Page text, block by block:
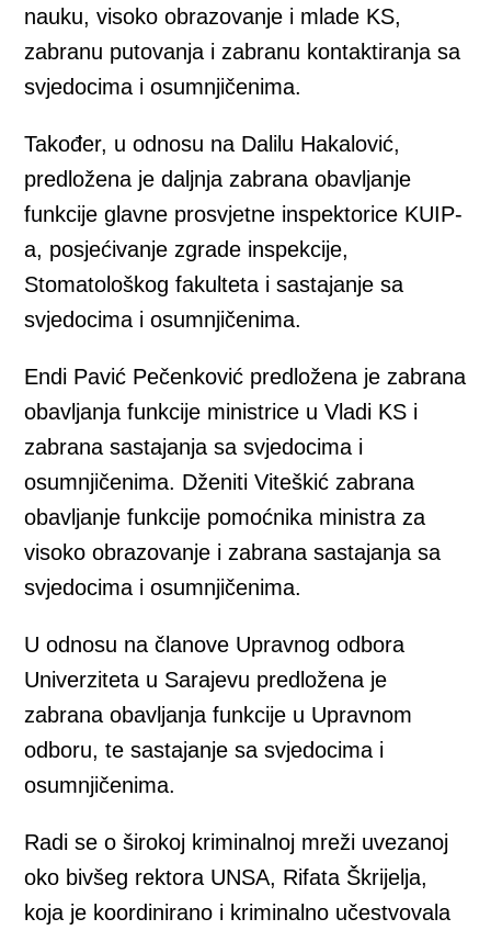
nauku, visoko obrazovanje i mlade KS,
zabranu putovanja i zabranu kontaktiranja sa
svjedocima i osumnjičenima.
Također, u odnosu na Dalilu Hakalović,
predložena je daljnja zabrana obavljanje
funkcije glavne prosvjetne inspektorice KUIP-
a, posjećivanje zgrade inspekcije,
Stomatološkog fakulteta i sastajanje sa
svjedocima i osumnjičenima.
Endi Pavić Pečenković predložena je zabrana
obavljanja funkcije ministrice u Vladi KS i
zabrana sastajanja sa svjedocima i
osumnjičenima. Dženiti Viteškić zabrana
obavljanje funkcije pomoćnika ministra za
visoko obrazovanje i zabrana sastajanja sa
svjedocima i osumnjičenima.
U odnosu na članove Upravnog odbora
Univerziteta u Sarajevu predložena je
zabrana obavljanja funkcije u Upravnom
odboru, te sastajanje sa svjedocima i
osumnjičenima.
Radi se o širokoj kriminalnoj mreži uvezanoj
oko bivšeg rektora UNSA, Rifata Škrijelja,
koja je koordinirano i kriminalno učestvovala